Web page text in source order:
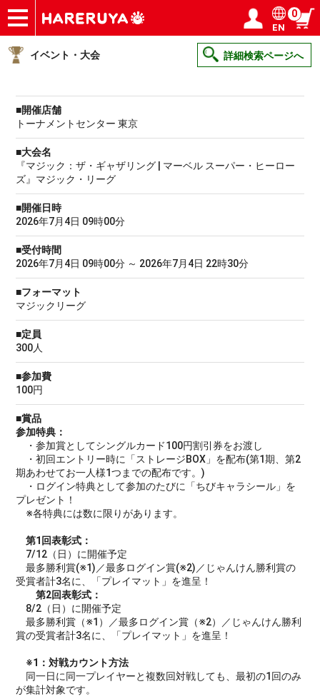
ショップ
買取
記事
デッキ検索
デッキ構築
選手一覧
店舗一覧
イベント
ヘルプ
お問い合わせ ログイン／会員登録
EN
0
イベント・大会 詳細検索ページへ
■開催店舗
トーナメントセンター 東京
■大会名
『マジック：ザ・ギャザリング | マーベル スーパー・ヒーロー
ズ』マジック・リーグ
■開催日時
2026年7月4日 09時00分
■受付時間
2026年7月4日 09時00分 ～ 2026年7月4日 22時30分
■フォーマット
マジックリーグ
■定員
300人
■参加費
100円
■賞品
参加特典：
・参加賞としてシングルカード100円割引券をお渡し
・初回エントリー時に「ストレージBOX」を配布(第1期、第2
期あわせてお一人様1つまでの配布です。)
・ログイン特典として参加のたびに「ちびキャラシール」を
プレゼント！
※各特典には数に限りがあります。
第1回表彰式：
7/12（日）に開催予定
最多勝利賞(※1)／最多ログイン賞(※2)／じゃんけん勝利賞の
受賞者計3名に、「プレイマット」を進呈！
第2回表彰式：
8/2（日）に開催予定
最多勝利賞（※1）／最多ログイン賞（※2）／じゃんけん勝利
賞の受賞者計3名に、「プレイマット」を進呈！
※1：対戦カウント方法
同一日に同一プレイヤーと複数回対戦しても、最初の1回のみ
が集計対象です。